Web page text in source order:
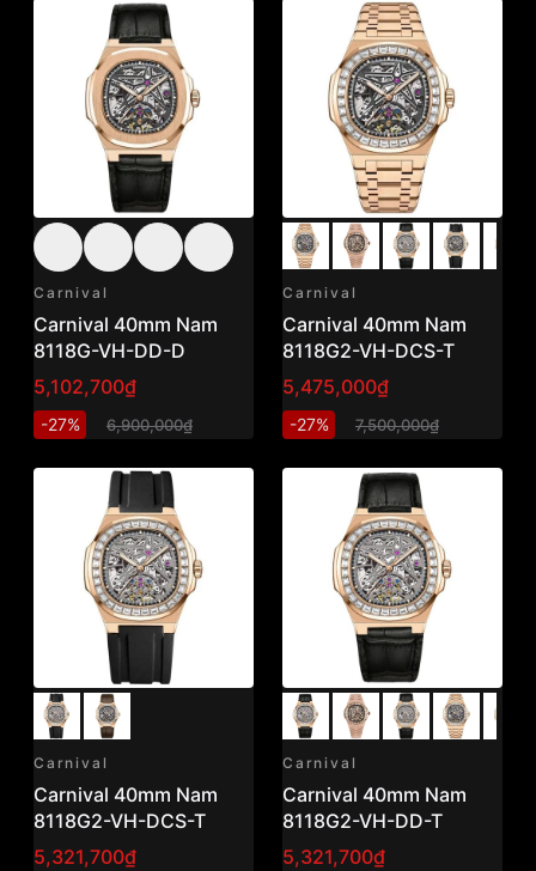
Carnival
Carnival 40mm Nam
8118G-VH-DD-D
5,102,700₫
-27% 6,900,000₫
Carnival
Carnival 40mm Nam
8118G2-VH-DCS-T
5,475,000₫
-27% 7,500,000₫
Carnival
Carnival 40mm Nam
8118G2-VH-DCS-T
5,321,700₫
Carnival
Carnival 40mm Nam
8118G2-VH-DD-T
5,321,700₫